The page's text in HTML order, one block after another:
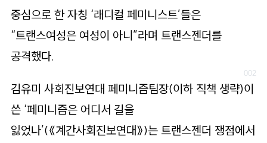
중심으로 한 자칭 ‘래디컬 페미니스트’들은
“트랜스여성은 여성이 아니”라며 트랜스젠더를
공격했다.
김유미 사회진보연대 페미니즘팀장(이하 직책 생략)이
쓴 ‘페미니즘은 어디서 길을
잃었나’(《계간사회진보연대》)는 트랜스젠더 쟁점에서